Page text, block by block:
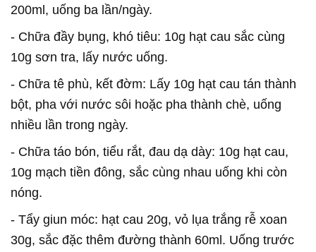
200ml, uống ba lần/ngày.
- Chữa đầy bụng, khó tiêu: 10g hạt cau sắc cùng
10g sơn tra, lấy nước uống.
- Chữa tê phù, kết đờm: Lấy 10g hạt cau tán thành
bột, pha với nước sôi hoặc pha thành chè, uống
nhiều lần trong ngày.
- Chữa táo bón, tiểu rắt, đau dạ dày: 10g hạt cau,
10g mạch tiền đông, sắc cùng nhau uống khi còn
nóng.
- Tẩy giun móc: hạt cau 20g, vỏ lụa trắng rễ xoan
30g, sắc đặc thêm đường thành 60ml. Uống trước